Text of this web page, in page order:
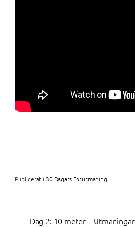
Publicerat i 30 Dagars Fotutmaning
INLÄGGSNAVIGERING
Dag 2: 10 meter – Utmaningar